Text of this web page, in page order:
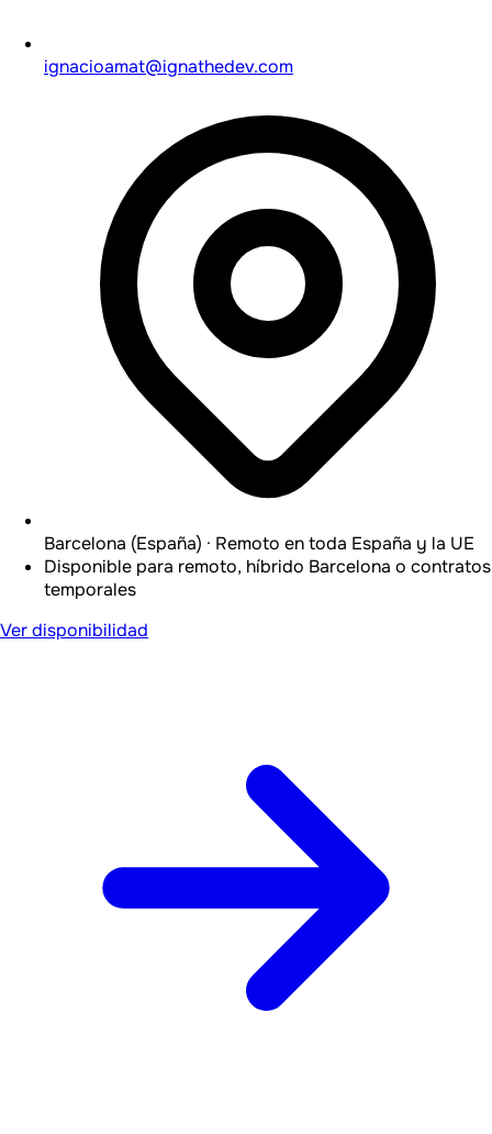
ignacioamat@ignathedev.com
Barcelona (España) · Remoto en toda España y la UE
Disponible para remoto, híbrido Barcelona o contratos
temporales
Ver disponibilidad